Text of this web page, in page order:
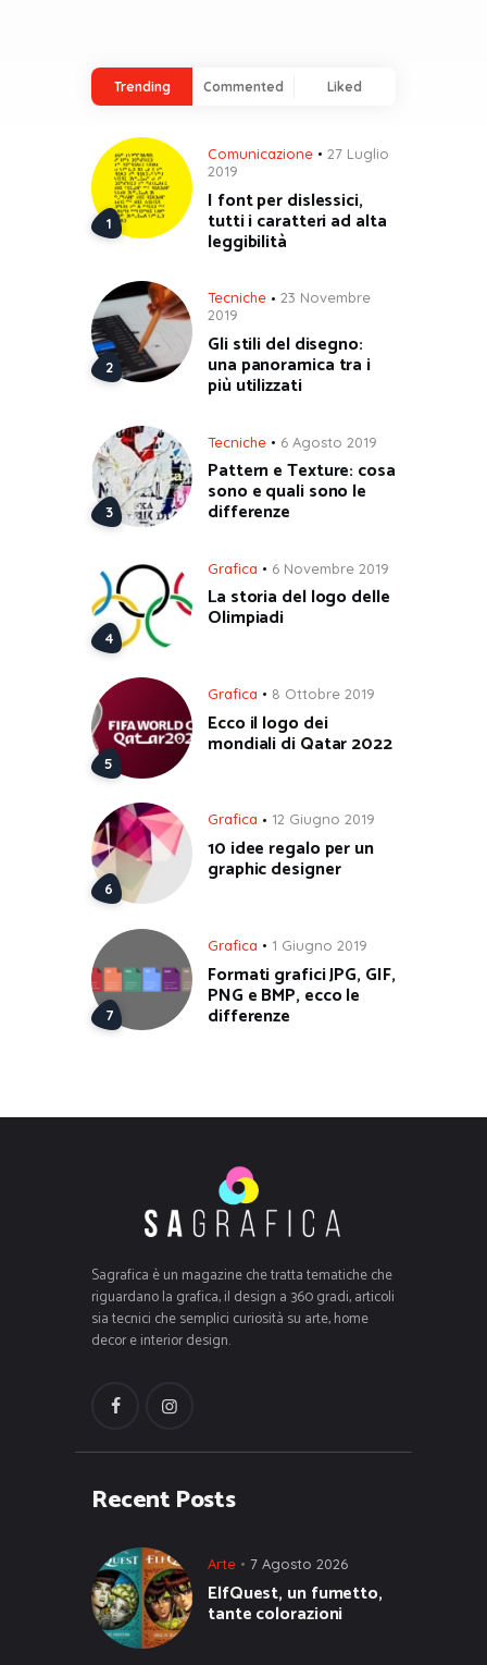
Trending Commented Liked
Comunicazione
27 Luglio
2019
I font per dislessici,
tutti i caratteri ad alta
leggibilità
Tecniche
23 Novembre
2019
Gli stili del disegno:
una panoramica tra i
più utilizzati
Tecniche 6 Agosto 2019
Pattern e Texture: cosa
sono e quali sono le
differenze
Grafica 6 Novembre 2019
La storia del logo delle
Olimpiadi
Grafica 8 Ottobre 2019
Ecco il logo dei
mondiali di Qatar 2022
Grafica 12 Giugno 2019
10 idee regalo per un
graphic designer
Grafica 1 Giugno 2019
Formati grafici JPG, GIF,
PNG e BMP, ecco le
differenze
Sagrafica è un magazine che tratta tematiche che
riguardano la grafica, il design a 360 gradi, articoli
sia tecnici che semplici curiosità su arte, home
decor e interior design.
Recent Posts
Arte 7 Agosto 2026
ElfQuest, un fumetto,
tante colorazioni